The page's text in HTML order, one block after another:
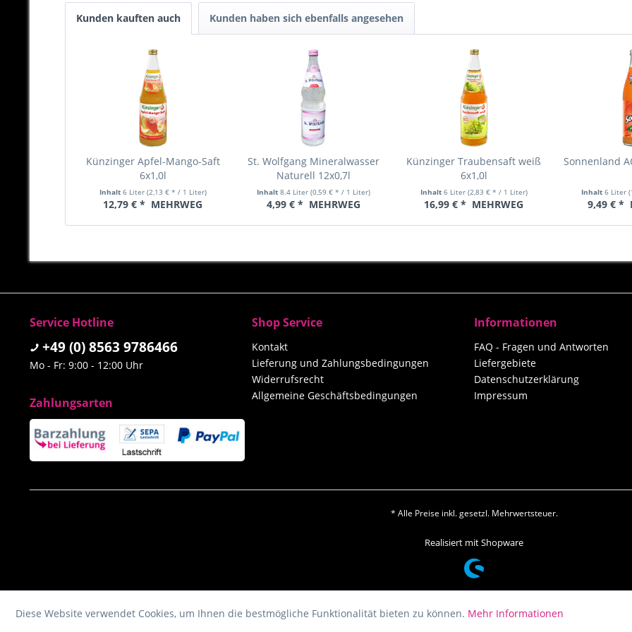
Kunden kauften auch Kunden haben sich ebenfalls angesehen
Künzinger Apfel-Mango-Saft
6x1,0l
Inhalt 6 Liter (2,13 € * / 1 Liter)
12,79 € * MEHRWEG
St. Wolfgang Mineralwasser
Naturell 12x0,7l
Inhalt 8.4 Liter (0,59 € * / 1 Liter)
4,99 € * MEHRWEG
Künzinger Traubensaft weiß
6x1,0l
Inhalt 6 Liter (2,83 € * / 1 Liter)
16,99 € * MEHRWEG
Sonnenland
Inhalt 6 Liter
9,49 € *
Service Hotline
+49 (0) 8563 9786466
Mo - Fr: 9:00 - 12:00 Uhr
Zahlungsarten
Shop Service
Kontakt
Lieferung und Zahlungsbedingungen
Widerrufsrecht
Allgemeine Geschäftsbedingungen
Informationen
FAQ - Fragen und Antworten
Liefergebiete
Datenschutzerklärung
Impressum
* Alle Preise inkl. gesetzl. Mehrwertsteuer.
Realisiert mit Shopware
Diese Website verwendet Cookies, um Ihnen die bestmögliche Funktionalität bieten zu können. Mehr Informationen